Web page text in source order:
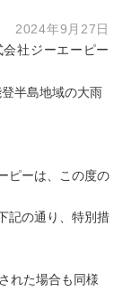
2024年9月27日
会社ジーエーピー
半島地域の大雨
ピーは、この度の
記の通り、特別措
れた場合も同様